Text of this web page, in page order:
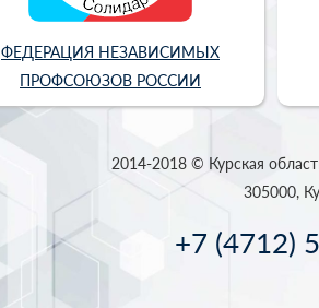
ФЕДЕРАЦИЯ НЕЗАВИСИМЫХ
ПРОФСОЮЗОВ РОССИИ
2014-2018 © Курская
305000,
+7 (4712)